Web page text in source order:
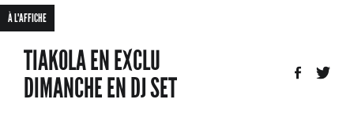
À L'AFFICHE
TIAKOLA EN EXCLU
DIMANCHE EN DJ SET